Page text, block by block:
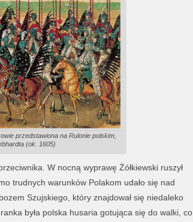
przedstawiona na Rulonie polskim,
(ok. 1605)
W nocną wyprawę Żółkiewski ruszył
trudnych warunków Polakom udało się nad
Szujskiego, który znajdował się niedaleko
była polska husaria gotująca się do walki, co